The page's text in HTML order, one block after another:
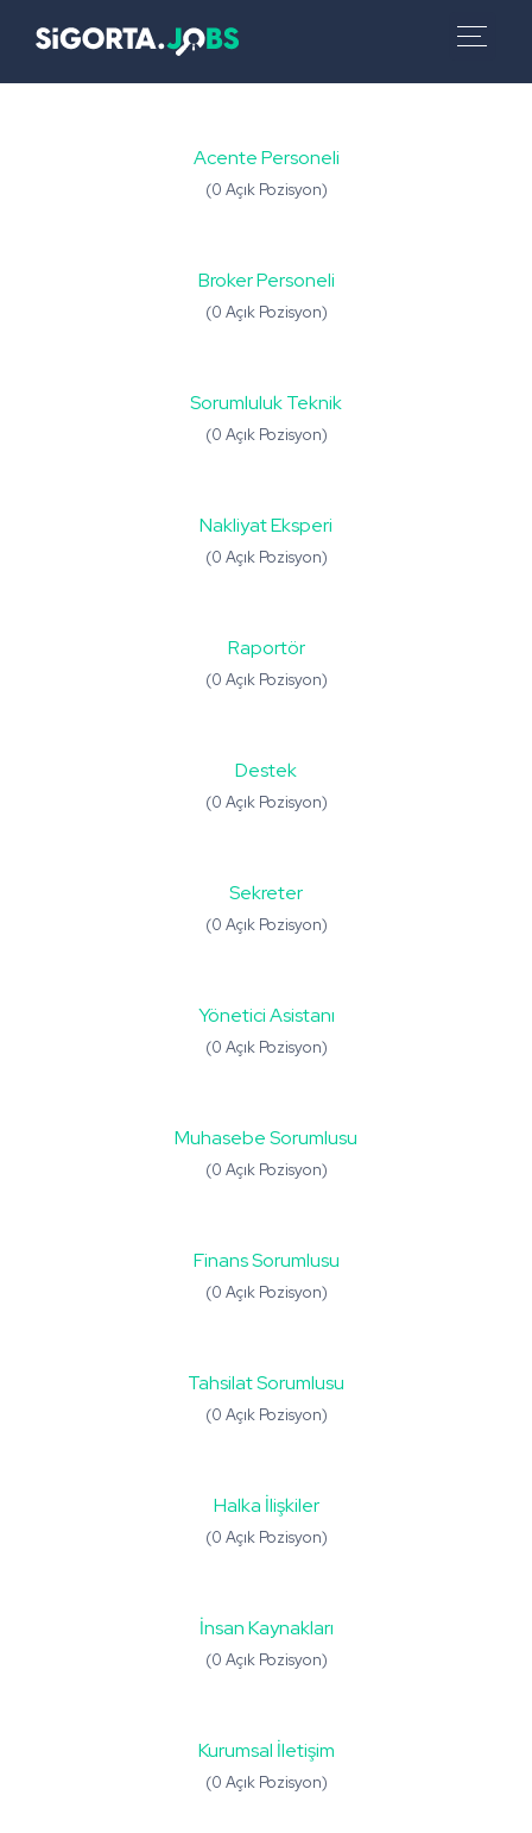
Acente Personeli
(0 Açık Pozisyon)
Broker Personeli
(0 Açık Pozisyon)
Sorumluluk Teknik
(0 Açık Pozisyon)
Nakliyat Eksperi
(0 Açık Pozisyon)
Raportör
(0 Açık Pozisyon)
Destek
(0 Açık Pozisyon)
Sekreter
(0 Açık Pozisyon)
Yönetici Asistanı
(0 Açık Pozisyon)
Muhasebe Sorumlusu
(0 Açık Pozisyon)
Finans Sorumlusu
(0 Açık Pozisyon)
Tahsilat Sorumlusu
(0 Açık Pozisyon)
Halka İlişkiler
(0 Açık Pozisyon)
İnsan Kaynakları
(0 Açık Pozisyon)
Kurumsal İletişim
(0 Açık Pozisyon)